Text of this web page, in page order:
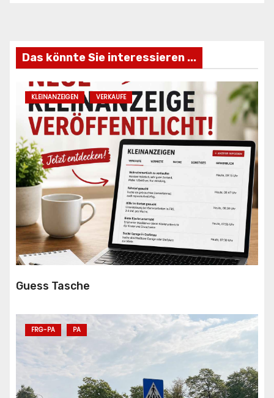
Das könnte Sie interessieren ...
KLEINANZEIGEN VERKAUFE
Guess Tasche
FRG-PA PA